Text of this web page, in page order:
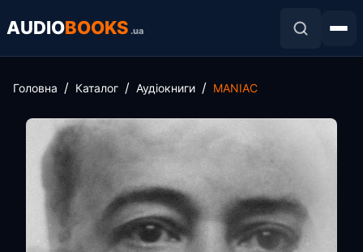
AUDIOBOOKS .ua
Головна Каталог Аудіокниги MANIAC